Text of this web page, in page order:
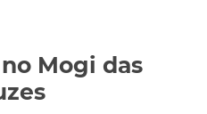
Mogi das